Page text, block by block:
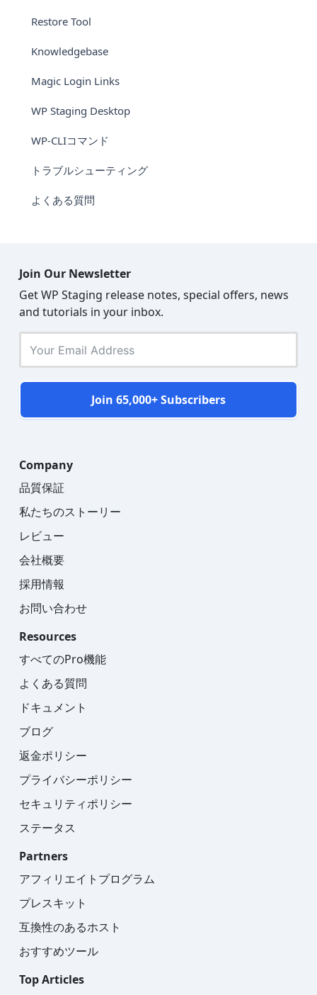
Restore Tool
Knowledgebase
Magic Login Links
WP Staging Desktop
WP-CLIコマンド
トラブルシューティング
よくある質問
Join Our Newsletter
Get WP Staging release notes, special offers, news
and tutorials in your inbox.
Join 65,000+ Subscribers
Company
品質保証
私たちのストーリー
レビュー
会社概要
採用情報
お問い合わせ
Resources
すべてのPro機能
よくある質問
ドキュメント
ブログ
返金ポリシー
プライバシーポリシー
セキュリティポリシー
ステータス
Partners
アフィリエイトプログラム
プレスキット
互換性のあるホスト
おすすめツール
Top Articles